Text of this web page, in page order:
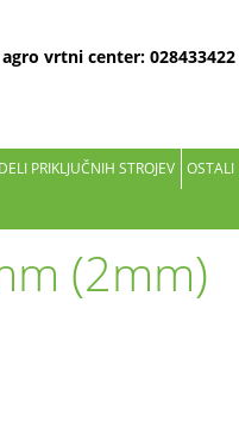
vrtni center: 028433422
PRIKLJUČNIH STROJEV OSTALI
(2mm)